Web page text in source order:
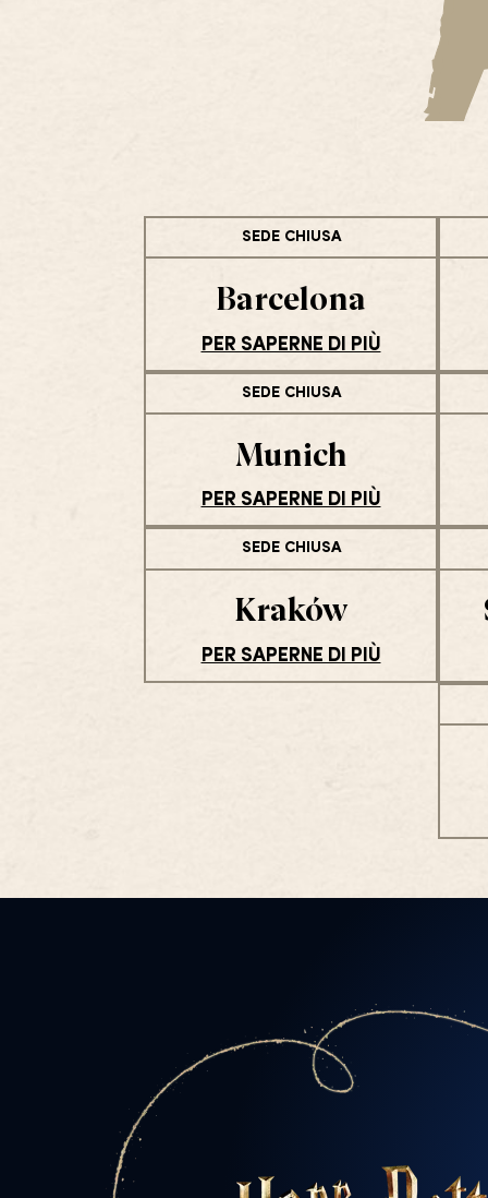
SEDE CHIUSA
Barcelona
PER SAPERNE DI PIÙ
SEDE CHIUSA
Munich
PER SAPERNE DI PIÙ
SEDE CHIUSA
Kraków
PER SAPERNE DI PIÙ